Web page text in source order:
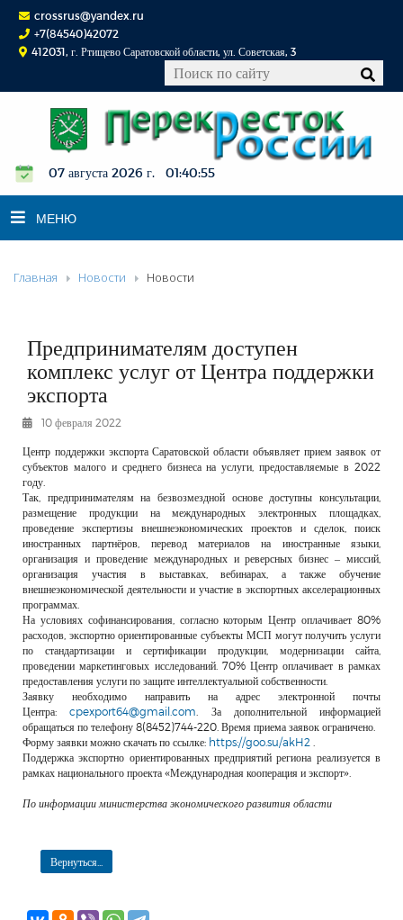
crossrus@yandex.ru
+7(84540)42072
412031, г. Ртищево Саратовской области, ул. Советская, 3
07 августа 2026 г. 01:40:55
МЕНЮ
НОВОСТИ
К СВЕДЕНИЮ
КОНКУРСЫ
ФОТОРЕПОРТАЖИ
РЕКЛАМОДАТЕЛЯМ
ОБЪЯВЛЕНИЯ
КОНТАКТЫ
Главная Новости Новости
Предпринимателям доступен
комплекс услуг от Центра поддержки
экспорта
10 февраля 2022
Центр поддержки экспорта Саратовской области объявляет прием заявок от
субъектов малого и среднего бизнеса на услуги, предоставляемые в 2022
году.
Так, предпринимателям на безвозмездной основе доступны консультации,
размещение продукции на международных электронных площадках,
проведение экспертизы внешнеэкономических проектов и сделок, поиск
иностранных партнёров, перевод материалов на иностранные языки,
организация и проведение международных и реверсных бизнес – миссий,
организация участия в выставках, вебинарах, а также обучение
внешнеэкономической деятельности и участие в экспортных акселерационных
программах.
На условиях софинансирования, согласно которым Центр оплачивает 80%
расходов, экспортно ориентированные субъекты МСП могут получить услуги
по стандартизации и сертификации продукции, модернизации сайта,
проведении маркетинговых исследований. 70% Центр оплачивает в рамках
предоставления услуги по защите интеллектуальной собственности.
Заявку необходимо направить на адрес электронной почты
Центра:cpexport64@gmail.com . За дополнительной информацией
обращаться по телефону 8(8452)744-220. Время приема заявок ограничено.
Форму заявки можно скачать по ссылке: https://goo.su/akH2
Поддержка экспортно ориентированных предприятий региона реализуется в
рамках национального проекта «Международная кооперация и экспорт».
По информации министерства экономического развития области
Вернуться...